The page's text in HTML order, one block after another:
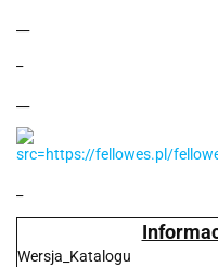
Wersja_Katalogu